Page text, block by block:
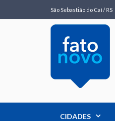
São Sebastião do Caí / RS
CIDADES